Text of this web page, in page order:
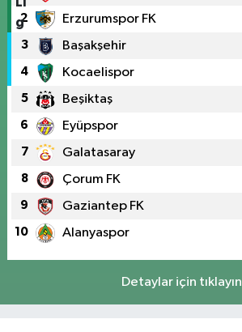
2 Erzurumspor FK
3 Başakşehir
4 Kocaelispor
5 Beşiktaş
6 Eyüpspor
7 Galatasaray
8 Çorum FK
9 Gaziantep FK
10 Alanyaspor
Detaylar için tıklayın